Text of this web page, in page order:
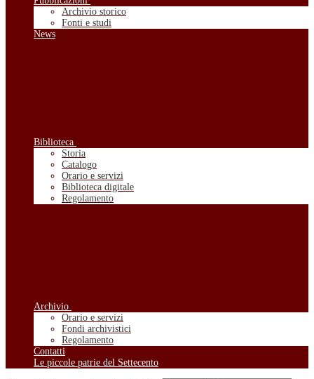
Archivio storico
Fonti e studi
News
Biblioteca
Storia
Catalogo
Orario e servizi
Biblioteca digitale
Regolamento
Archivio
Orario e servizi
Fondi archivistici
Regolamento
Contatti
Le piccole patrie del Settecento